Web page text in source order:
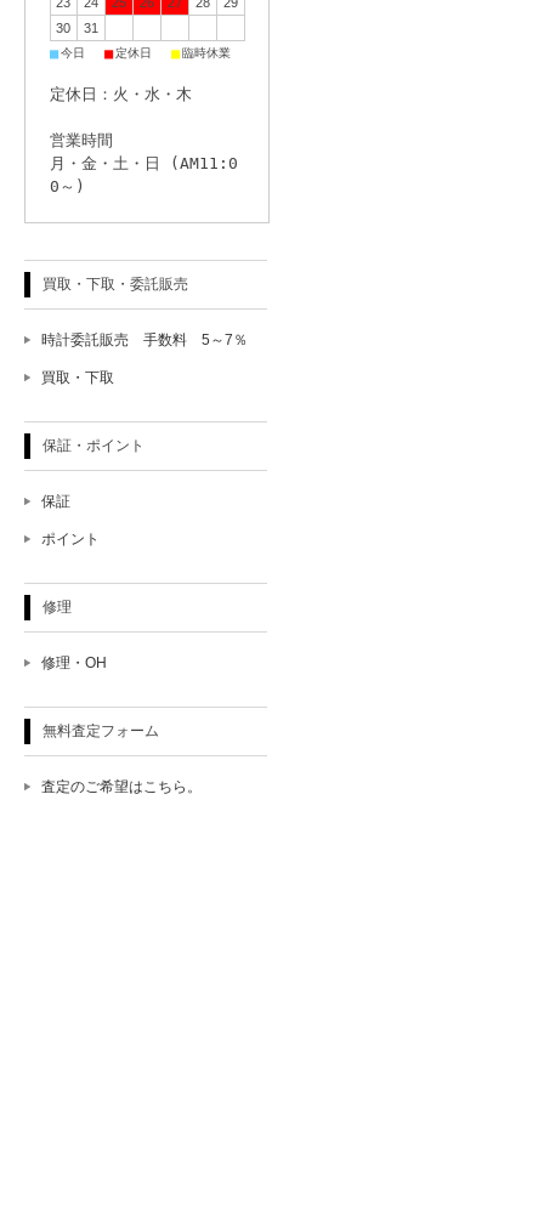
30
31
■今日 ■定休日 ■臨時休業
定休日：火・水・木
営業時間
月・金・土・日 (AM11:0
0～)
買取・下取・委託販売
時計委託販売 手数料 5～7％
買取・下取
保証・ポイント
保証
ポイント
修理
修理・OH
無料査定フォーム
査定のご希望はこちら。